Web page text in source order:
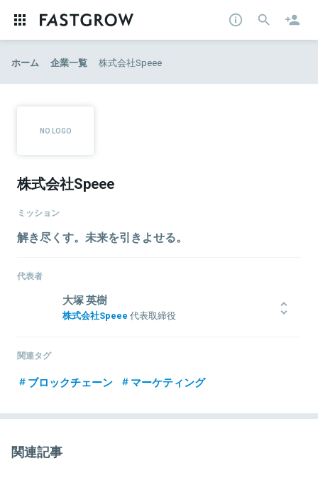
ホーム 企業一覧 株式会社Speee
株式会社Speee
ミッション
解き尽くす。未来を引きよせる。
代表者
大塚 英樹
株式会社Speee 代表取締役
に譲渡。同年、25歳で株式会社Speee代表取締役に就任。2015年に
ュ トーマツ 日本テクノロジー Fast50」7年連続成長企業上位ランク
JASDAQ（スタンダード）上場。
関連タグ
ブロックチェーン マーケティング
関連記事